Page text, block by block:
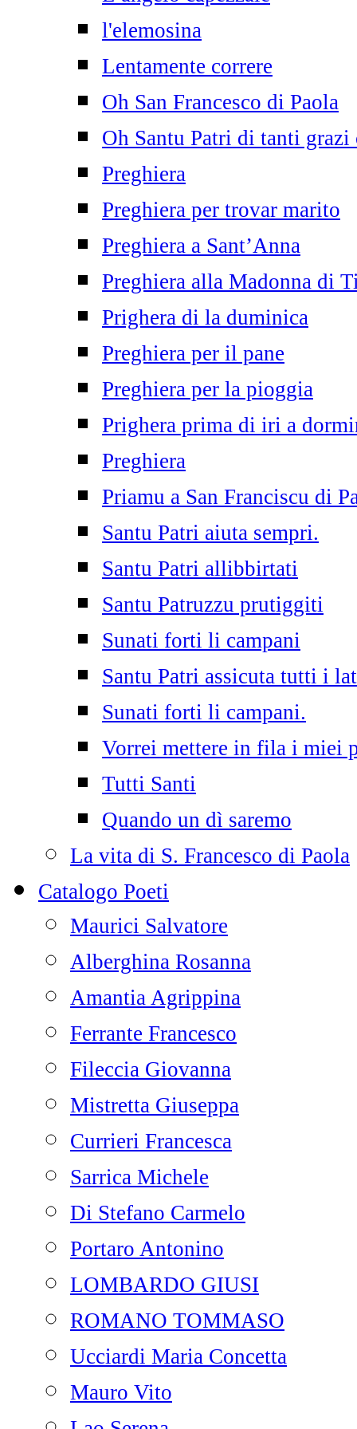
l'elemosina
Lentamente correre
Oh San Francesco di Paola
Oh Santu Patri di tanti grazi
Preghiera
Preghiera per trovar marito
Preghiera a Sant’Anna
Preghiera alla Madonna di
Prighera di la duminica
Preghiera per il pane
Preghiera per la pioggia
Prighera prima di iri a
Preghiera
Priamu a San Franciscu di
Santu Patri aiuta sempri.
Santu Patri allibbirtati
Santu Patruzzu prutiggiti
Sunati forti li campani
Santu Patri assicuta tutti i
Sunati forti li campani.
Vorrei mettere in fila i miei
Tutti Santi
Quando un dì saremo
La vita di S. Francesco di Paola
Catalogo Poeti
Maurici Salvatore
Alberghina Rosanna
Amantia Agrippina
Ferrante Francesco
Fileccia Giovanna
Mistretta Giuseppa
Currieri Francesca
Sarrica Michele
Di Stefano Carmelo
Portaro Antonino
LOMBARDO GIUSI
ROMANO TOMMASO
Ucciardi Maria Concetta
Mauro Vito